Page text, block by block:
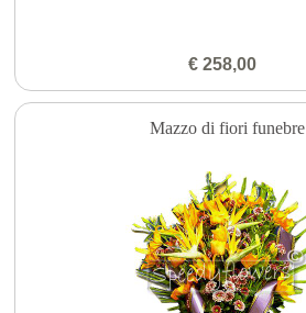
€ 258,00
Mazzo di fiori funebre